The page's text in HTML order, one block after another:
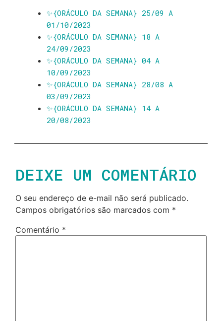
✨️{ORÁCULO DA SEMANA} 25/09 A
01/10/2023
✨️{ORÁCULO DA SEMANA} 18 A
24/09/2023
✨️{ORÁCULO DA SEMANA} 04 A
10/09/2023
✨️{ORÁCULO DA SEMANA} 28/08 A
03/09/2023
✨️{ORÁCULO DA SEMANA} 14 A
20/08/2023
DEIXE UM COMENTÁRIO
O seu endereço de e-mail não será publicado.
Campos obrigatórios são marcados com *
Comentário *